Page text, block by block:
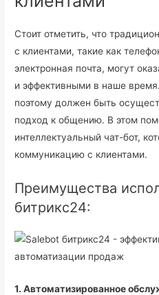
Стоит отметить, что
с клиентами, такие как
электронная почта, могут
и эффективными в наше
поэтому должен быть
подход к общению. В этом
интеллектуальный чат-бот,
коммуникацию с клиентами.
Преимущества
битрикс24:
1. Автоматизированное